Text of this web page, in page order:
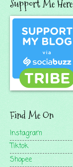
Support Me Here
Find Me On
Instagram
Tiktok
Shopee